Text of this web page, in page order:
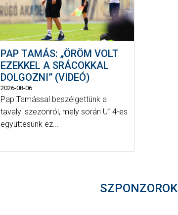
PAP TAMÁS: „ÖRÖM VOLT
EZEKKEL A SRÁCOKKAL
DOLGOZNI” (VIDEÓ)
2026-08-06
Pap Tamással beszélgettünk a
tavalyi szezonról, mely során U14-es
együttesünk ez...
SZPONZOROK